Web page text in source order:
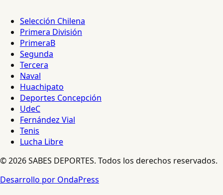
Selección Chilena
Primera División
PrimeraB
Segunda
Tercera
Naval
Huachipato
Deportes Concepción
UdeC
Fernández Vial
Tenis
Lucha Libre
© 2026 SABES DEPORTES. Todos los derechos reservados.
Desarrollo por OndaPress